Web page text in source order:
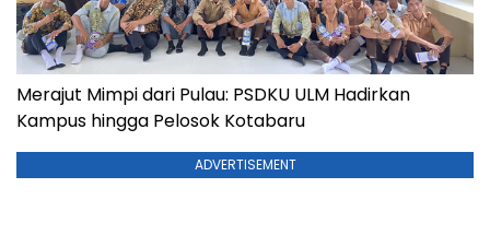
Merajut Mimpi dari Pulau: PSDKU ULM Hadirkan
Kampus hingga Pelosok Kotabaru
ADVERTISEMENT